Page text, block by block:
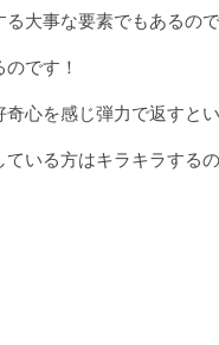
大事な要素でもあるので
です！
心を感じ弾力で返すと
いる方はキラキラするの